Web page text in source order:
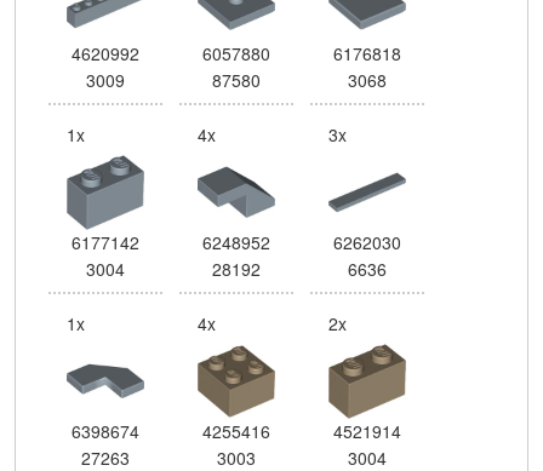
4620992
3009
6057880
87580
6176818
3068
1x
6177142
3004
4x
6248952
28192
3x
6262030
6636
1x
6398674
27263
4x
4255416
3003
2x
4521914
3004